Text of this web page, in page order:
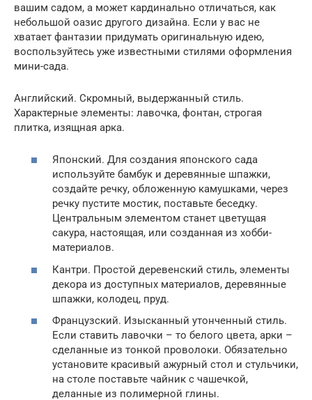
вашим садом, а может кардинально отличаться, как
небольшой оазис другого дизайна. Если у вас не
хватает фантазии придумать оригинальную идею,
воспользуйтесь уже известными стилями оформления
мини-сада.
Английский. Скромный, выдержанный стиль.
Характерные элементы: лавочка, фонтан, строгая
плитка, изящная арка.
Японский. Для создания японского сада
используйте бамбук и деревянные шпажки,
создайте речку, обложенную камушками, через
речку пустите мостик, поставьте беседку.
Центральным элементом станет цветущая
сакура, настоящая, или созданная из хобби-
материалов.
Кантри. Простой деревенский стиль, элементы
декора из доступных материалов, деревянные
шпажки, колодец, пруд.
Французский. Изысканный утонченный стиль.
Если ставить лавочки – то белого цвета, арки –
сделанные из тонкой проволоки. Обязательно
установите красивый ажурный стол и стульчики,
на столе поставьте чайник с чашечкой,
деланные из полимерной глины.